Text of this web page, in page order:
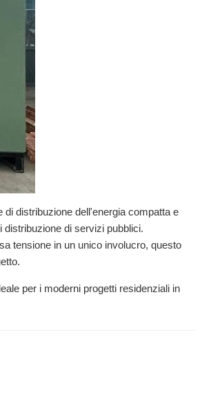
di distribuzione dell'energia compatta e
di servizi pubblici.
tensione in un unico involucro, questo
per i moderni progetti residenziali in